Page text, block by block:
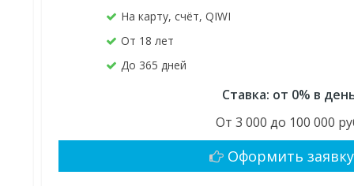
На карту, счёт, QIWI
От 18 лет
До 365 дней
Ставка: от 0% в
От 3 000 до 100 000
Оформить заявку